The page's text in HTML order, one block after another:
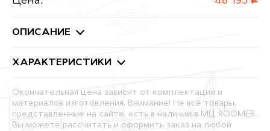
ОПИСАНИЕ
ХАРАКТЕРИСТИКИ
Окончательная цена зависит от комплектации и
материалов изготовления. Внимание! Не все товары,
представленные на сайте, есть в наличии в МЦ ROOMER.
Вы можете рассчитать и оформить заказ на любой